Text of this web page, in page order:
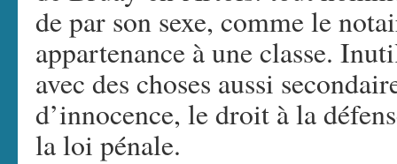
de par son sexe, comme le
appartenance à une classe.
avec des choses aussi
d’innocence, le droit à la
la loi pénale.